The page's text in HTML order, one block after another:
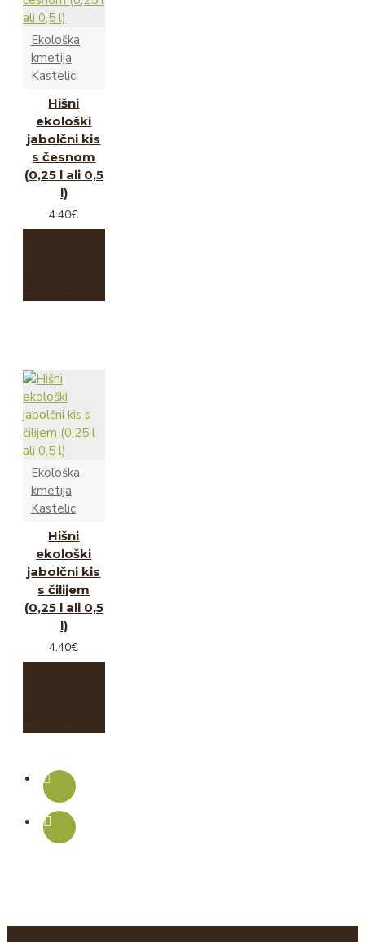
Ekološka
kmetija
Kastelic
Hišni
ekološki
jabolčni kis
s česnom
(0,25 l ali 0,5
l)
4.40€
Ekološka
kmetija
Kastelic
Hišni
ekološki
jabolčni kis
s čilijem
(0,25 l ali 0,5
l)
4.40€